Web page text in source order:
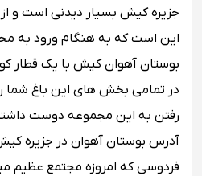
جزیره کیش بسیار دیدنی است و
این است که به هنگام ورود به
بوستان آهوان کیش با یک قطار
در تمامی بخش های این باغ شما
رفتن به این مجموعه دوست
آدرس بوستان آهوان در جزیره
فردوسی که امروزه مجتمع عظیم